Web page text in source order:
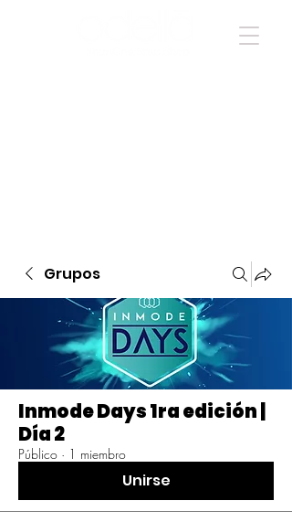
Grupos
Inmode Days 1ra edición |
Día 2
Público · 1 miembro
Unirse